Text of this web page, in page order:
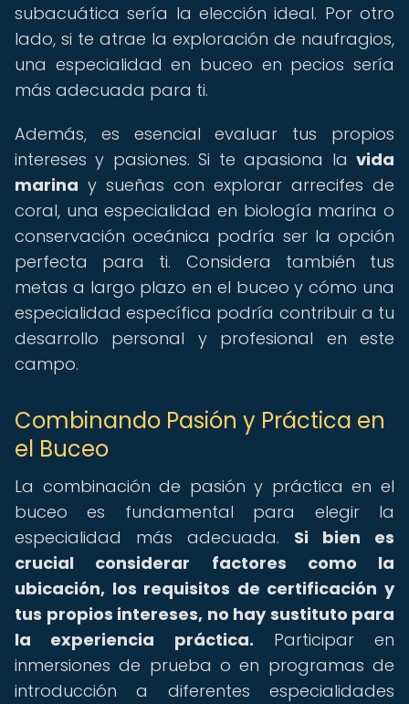
subacuática sería la elección ideal. Por otro
lado, si te atrae la exploración de naufragios,
una especialidad en buceo en pecios sería
más adecuada para ti.
Además, es esencial evaluar tus propios
intereses y pasiones. Si te apasiona la vida
marina y sueñas con explorar arrecifes de
coral, una especialidad en biología marina o
conservación oceánica podría ser la opción
perfecta para ti. Considera también tus
metas a largo plazo en el buceo y cómo una
especialidad específica podría contribuir a tu
desarrollo personal y profesional en este
campo.
Combinando Pasión y Práctica en
el Buceo
La combinación de pasión y práctica en el
buceo es fundamental para elegir la
especialidad más adecuada. Si bien es
crucial considerar factores como la
ubicación, los requisitos de certificación y
tus propios intereses, no hay sustituto para
la experiencia práctica. Participar en
inmersiones de prueba o en programas de
introducción a diferentes especialidades